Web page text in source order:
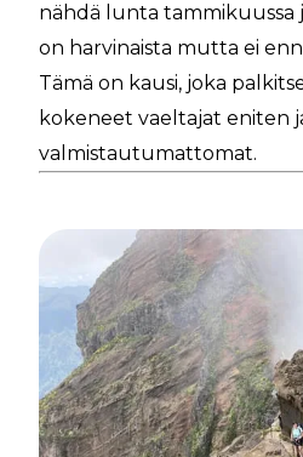
nähdä lunta tammikuussa
on harvinaista mutta ei
Tämä on kausi, joka
kokeneet vaeltajat eniten
valmistautumattomat.